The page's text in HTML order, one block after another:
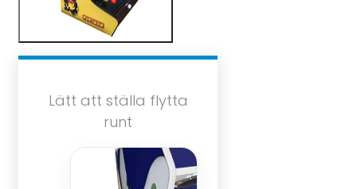
Lätt att ställa flytta
runt